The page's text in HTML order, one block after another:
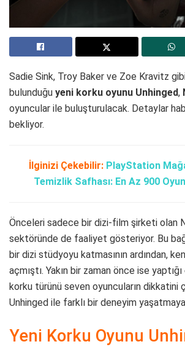
Sadie Sink, Troy Baker ve Zoe Kravitz
bulunduğu yeni korku oyunu Unhinged,
oyuncular ile buluşturulacak. Detaylar
bekliyor.
İlginizi Çekebilir: PlayStation
Temizlik Safhası: En Az 900
Önceleri sadece bir dizi-film şirketi olan
sektöründe de faaliyet gösteriyor. Bu
bir dizi stüdyoyu katmasının ardından,
açmıştı. Yakın bir zaman önce ise
korku türünü seven oyuncuların dikkatini
Unhinged ile farklı bir deneyim
Yeni Korku Oyunu